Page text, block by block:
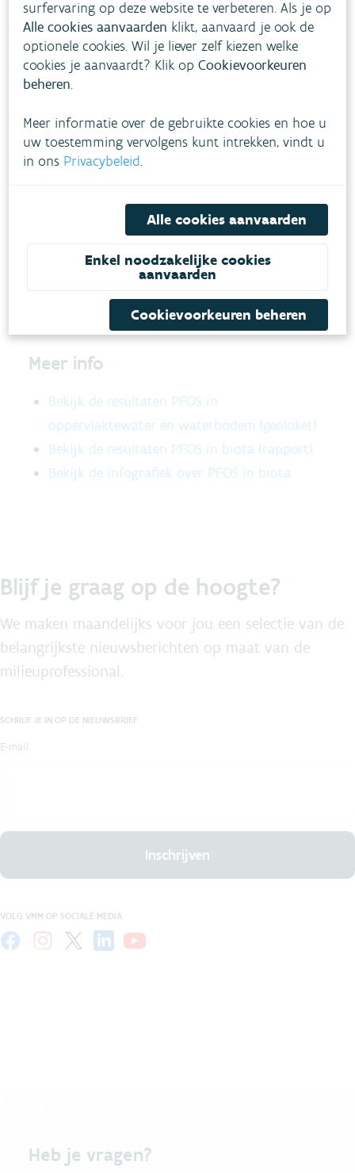
het Vlaams actieplanPFAS
om de problematiek
rond PFAS en PFOS in kaart te brengen. De
opdrachthouder van de Vlaamse Regering werkt
hard aan een gecoördineerde aanpak van de
betrokken.
actieplan, de recente waterbeleidsnota,
verhoogde investeringen in riolering, de
bijsturing van het mestbeleid en de aankomende
stroomgebiedbeheerplannen worden belangrijke
stappen gezet om de waterkwaliteit te
Meer info
Bekijk de resultaten PFOS in
oppervlaktewater en waterbodem (geoloket)
Bekijk de resultaten PFOS in biota (rapport)
Bekijk de infografiek over PFOS in biota
Blijf je graag op de hoogte?
We maken maandelijks voor jou een selectie van de
belangrijkste nieuwsberichten op maat van de
milieuprofessional.
SCHRIJF JE IN OP DE NIEUWSBRIEF
E-mail
Inschrijven
VOLG VMM OP SOCIALE MEDIA
Heb je vragen?
surfervaring op deze website te verbeteren. Als je op
Alle cookies aanvaarden klikt, aanvaard je ook de
optionele cookies. Wil je liever zelf kiezen welke
cookies je aanvaardt? Klik opCookievoorkeuren
beheren.
Meer informatie over de gebruikte cookies en hoe u
uw toestemming vervolgens kunt intrekken, vindt u
in ons Privacybeleid.
Alle cookies aanvaarden
Enkel noodzakelijke cookies
aanvaarden
Cookievoorkeuren beheren